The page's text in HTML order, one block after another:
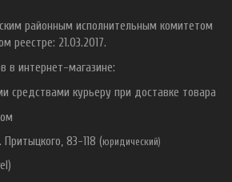
районным исполнительным комитетом
реестре: 21.03.2017.
в интернет-магазине:
средствами курьеру при доставке товара
Притыцкого, 83-118 (юридический)